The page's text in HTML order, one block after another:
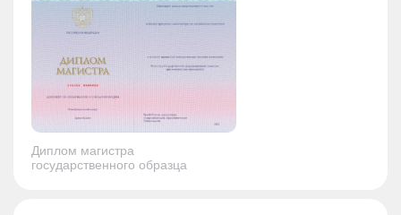
Диплом магистра
государственного образца